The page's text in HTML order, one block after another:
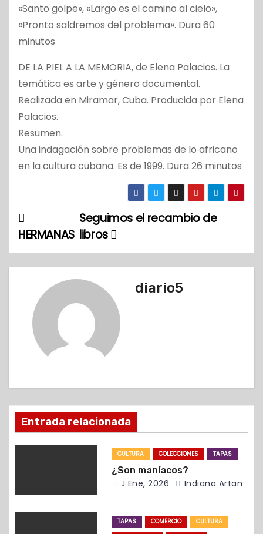
«Santo golpe», «Largo es el camino al cielo»,
«Pronto saldremos del problema». Dura 60
minutos
DE LA PIEL A LA MEMORIA, de Elena Palacios. La
temática es arte y género documental.
Realizada en Miramar, Cuba. Producida por Elena
Palacios.
Resumen.
Una indagación sobre problemas de lo africano
en la cultura cubana. Es de 1999. Dura 26 minutos
N
a
v
i
ó
n
e
e
Seguimos el recambio de
libros
HERMANAS
diario5
Entrada relacionada
CULTURA COLECCIONES TAPAS
¿Son maníacos?
J Ene, 2026 Indiana Artan
TAPAS COMERCIO
CULTURA